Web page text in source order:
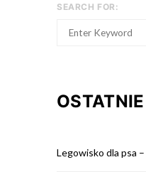
SEARCH FOR:
Legowisko dla psa